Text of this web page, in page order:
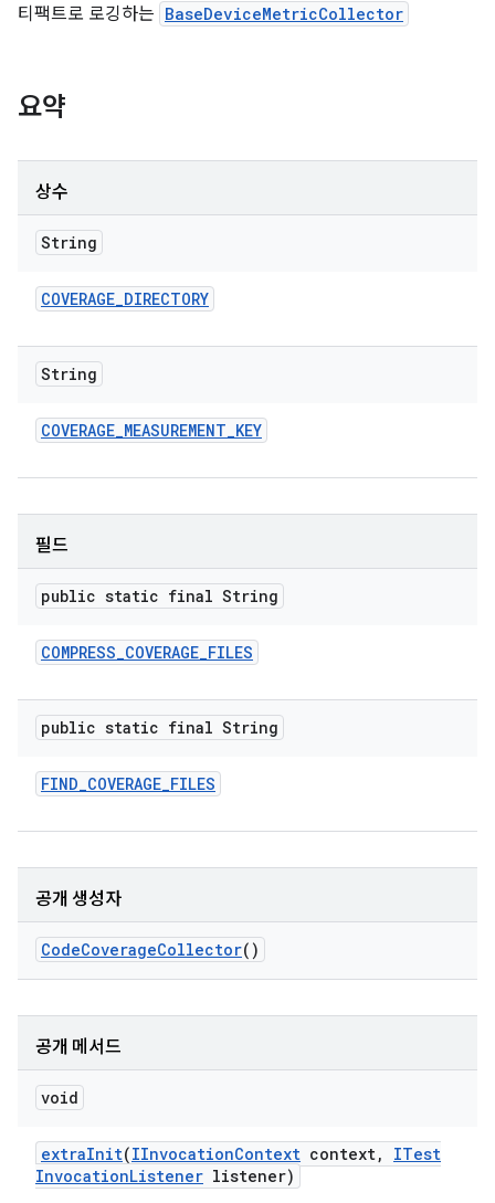
티팩트로 로깅하는 BaseDeviceMetricCollector
요약
상수
String
COVERAGE_DIRECTORY
String
COVERAGE_MEASUREMENT_KEY
필드
public static final String
COMPRESS_COVERAGE_FILES
public static final String
FIND_COVERAGE_FILES
공개 생성자
CodeCoverageCollector()
공개 메서드
void
extraInit(IInvocationContext context,
ITest
InvocationListener listener)